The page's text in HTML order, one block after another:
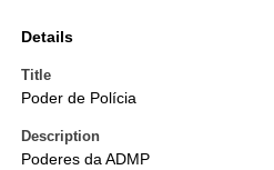
Details
Title
Poder de Polícia
Description
Poderes da ADMP